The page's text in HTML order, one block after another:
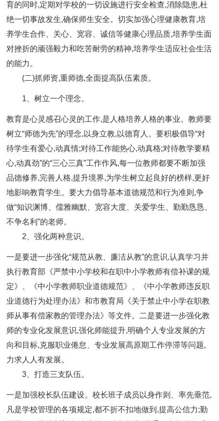
育的同时,定期对学校的一切设施进行安全检查,消除隐患,杜
绝一切事故发生,确保师生安全。切实加强心理健康教育,培
养学生合作、关心、宽容、诚信等健康心理品质,培养学生面
对挫折的顽强毅力和吃苦耐劳的精神,培养学生适应社会生活
的能力。
(二)抓师资,重师德,全面提高队伍素质。
1、树立一个理念。
教育是心灵感召心灵的工作,是人格培养人格的事业。教师要
树立“师德为先”的理念,以身立教,以德育人。要积极倡导“对
待学生有爱心,动真情;对待工作能热心,动真格;对待教学要精
心,动真劲”的“三心三真”工作作风,每一位教师都要不断加强
品德修养,完善人格,提升境界,为学生树立起良好的榜样,更好
地影响教育学生。要大力倡导基本道德规范和行为准则,争
做“知识渊博、儒雅幽默、宽容大度、关爱学生、勤勤恳恳、
不争名利”的老师。
2、强化两种意识。
一是要进一步强化“规范从教、廉洁从教”的意识,认真学习并
执行教育部《严禁中小学校和在职中小学教师有偿补课的规
定》、《中小学教师职业道德规范》、《中小学教师违反职
业道德行为处理办法》和市教育局《关于禁止中小学在职教
师从事有偿家教的管理办法》等文件。二是要进一步强化教
师的专业化发展意识,强化师能提升,明确个人专业发展的方
向和目标,克服职业倦怠、专业发展高原期工作停滞等问题,
力求人人有发展。
3、打造三支队伍。
一是加强校长队伍建设。校长班子成员以身作则、率先垂范,
凡是学校管理的各项规定,都不折不扣地做到,提高公信力;勤